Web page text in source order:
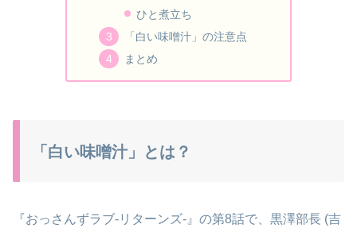
ひと煮立ち
「白い味噌汁」の注意点
まとめ
「白い味噌汁」とは？
『おっさんずラブ-リターンズ-』の第8話で、黒澤部長 (吉